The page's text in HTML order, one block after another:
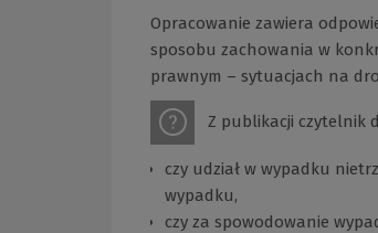
Opracowanie zawiera
sposobu zachowania w
prawnym – sytuacjach na
Z publikacji czytelnik
czy udział w wypadku
wypadku,
czy za spowodowanie